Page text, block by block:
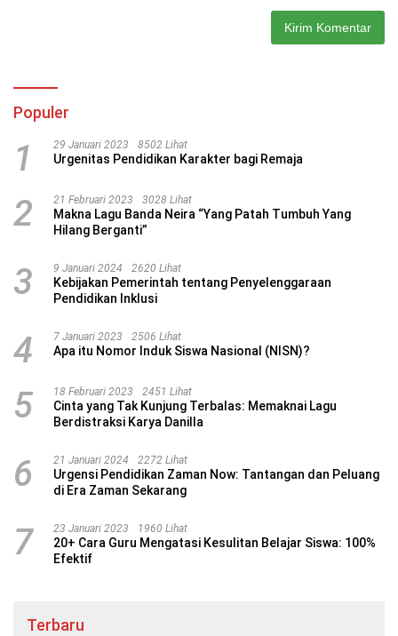
Populer
1 29 Januari 2023 8502 Lihat
Urgenitas Pendidikan Karakter bagi Remaja
2 21 Februari 2023 3028 Lihat
Makna Lagu Banda Neira “Yang Patah Tumbuh Yang
Hilang Berganti”
3 9 Januari 2024 2620 Lihat
Kebijakan Pemerintah tentang Penyelenggaraan
Pendidikan Inklusi
4 7 Januari 2023 2506 Lihat
Apa itu Nomor Induk Siswa Nasional (NISN)?
5 18 Februari 2023 2451 Lihat
Cinta yang Tak Kunjung Terbalas: Memaknai Lagu
Berdistraksi Karya Danilla
6 21 Januari 2024 2272 Lihat
Urgensi Pendidikan Zaman Now: Tantangan dan Peluang
di Era Zaman Sekarang
7 23 Januari 2023 1960 Lihat
20+ Cara Guru Mengatasi Kesulitan Belajar Siswa: 100%
Efektif
Terbaru